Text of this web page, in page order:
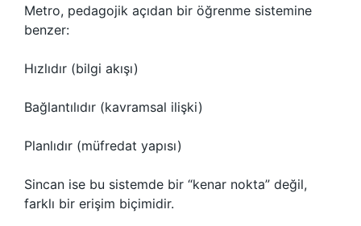
Metro, pedagojik açıdan bir öğrenme sistemine
benzer:
Hızlıdır (bilgi akışı)
Bağlantılıdır (kavramsal ilişki)
Planlıdır (müfredat yapısı)
Sincan ise bu sistemde bir “kenar nokta” değil,
farklı bir erişim biçimidir.